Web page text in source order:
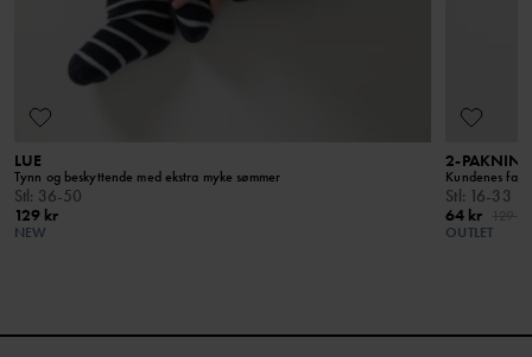
LUE
Tynn og beskyttende med ekstra myke sømmer
Stl : 36-50
129 kr
NEW
2-
Kundenes
Stl : 16-33
64 kr
OUTLET